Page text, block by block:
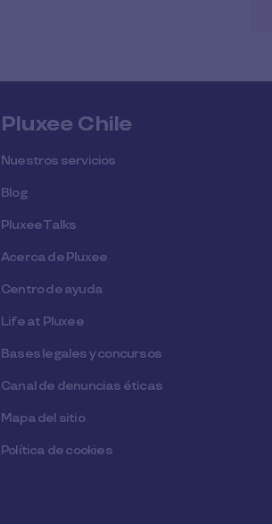
Pluxee Chile
Nuestros servicios
Blog
Pluxee Talks
Acerca de Pluxee
Centro de ayuda
Life at Pluxee
Bases legales y concursos
Canal de denuncias éticas
Mapa del sitio
Política de cookies